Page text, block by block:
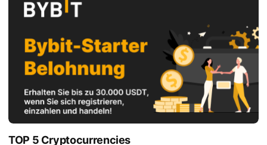
TOP 5 Cryptocurrencies